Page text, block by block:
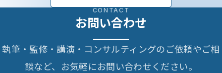
CONTACT
お問い合わせ
執筆・監修・講演・コンサルティングのご依頼やご相
談など、お気軽にお問い合わせください。